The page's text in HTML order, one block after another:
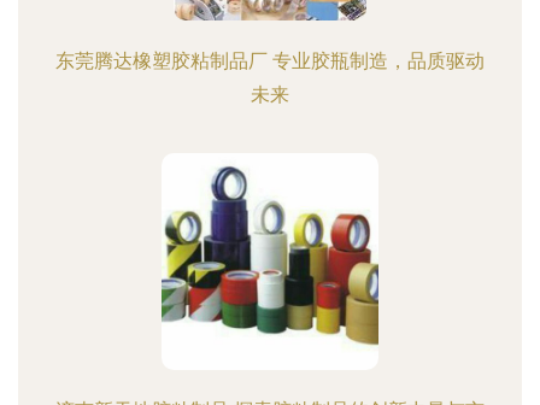
东莞腾达橡塑胶粘制品厂 专业胶瓶制造，品质驱动
未来